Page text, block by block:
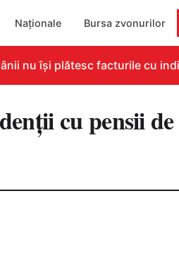
Naționale Bursa zvonurilor
nu își plătesc facturile cu
cu pensii